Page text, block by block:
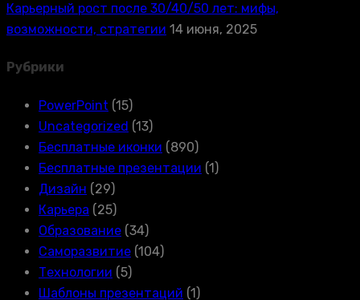
Карьерный рост после 30/40/50 лет: мифы,
возможности, стратегии 14 июня, 2025
Рубрики
PowerPoint (15)
Uncategorized (13)
Бесплатные иконки (890)
Бесплатные презентации (1)
Дизайн (29)
Карьера (25)
Образование (34)
Саморазвитие (104)
Технологии (5)
Шаблоны презентаций (1)